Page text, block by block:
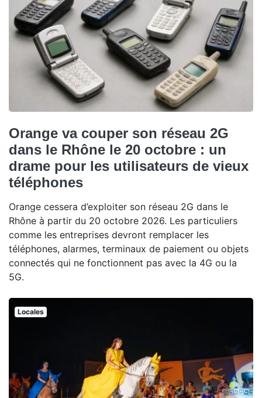
Orange va couper son réseau 2G
dans le Rhône le 20 octobre : un
drame pour les utilisateurs de vieux
téléphones
Orange cessera d’exploiter son réseau 2G dans le
Rhône à partir du 20 octobre 2026. Les particuliers
comme les entreprises devront remplacer les
téléphones, alarmes, terminaux de paiement ou objets
connectés qui ne fonctionnent pas avec la 4G ou la
5G.
Locales